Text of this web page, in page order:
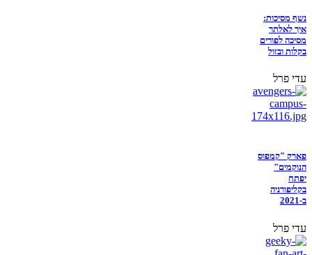
נשף מסיכות:
איך לאלתר
מסיכה לפורים
בקלות ובזול
עדי פרל
פארק "קמפוס
הנוקמים"
יפתח
בקליפורניה
ב-2021
עדי פרל